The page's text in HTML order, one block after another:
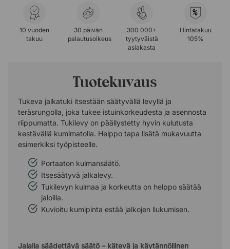
10 vuoden
takuu
30 päivän
palautusoikeus
300 000+
tyytyväistä
asiakasta
%
Hintatakuu
105%
Tuotekuvaus
Tukeva jalkatuki itsestään säätyvällä levyllä ja
teräsrungolla, joka tukee istuinkorkeudesta ja asennosta
riippumatta. Tukilevy on päällystetty hyvin kulutusta
kestävällä kumimatolla. Helppo tapa lisätä mukavuutta
esimerkiksi työpisteelle.
Portaaton kulmansäätö.
Itsesäätyvä jalkalevy.
Tukilevyn kulmaa ja korkeutta on helppo säätää
jaloilla.
Kuvioitu kumipinta estää jalkojen liukumisen.
Jalalla säädettävä säätö – kätevä ja käytännöllinen